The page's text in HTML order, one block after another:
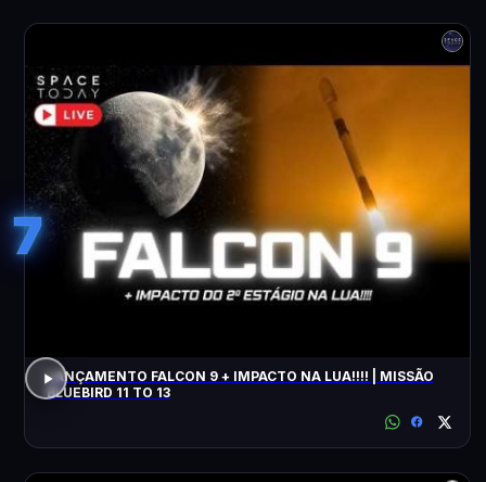
7
LANÇAMENTO FALCON 9 + IMPACTO NA LUA!!!! | MISSÃO
BLUEBIRD 11 TO 13